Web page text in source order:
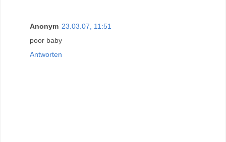
Anonym 23.03.07, 11:51
poor baby
Antworten